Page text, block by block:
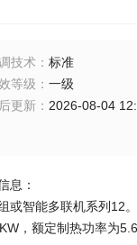
技术 ：标准
等级 ：一级
更新 ： 2026-08-04
息：
智能多联机系列‌12。
，额定制热功率为